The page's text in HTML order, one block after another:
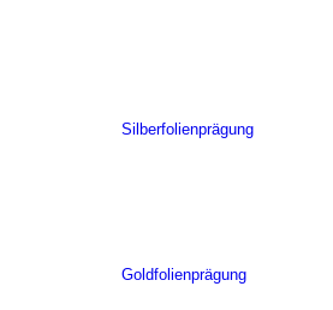
Silberfolienprägung
Goldfolienprägung